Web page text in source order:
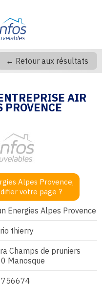
← Retour aux résultats
AIR
PROVENCE
Energies Alpes Provence
thierry
Champs de pruniers
Manosque
Alpes Provence,
votre page ?